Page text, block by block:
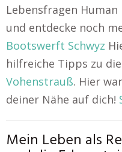
Lebensfragen Human
und entdecke noch
Bootswerft Schwyz
hilfreiche Tipps zu
Vohenstrauß. Hier
deiner Nähe auf dich!
Mein Leben als